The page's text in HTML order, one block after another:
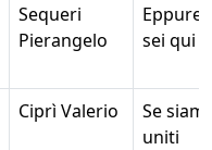
Sequeri
Pierangelo
Eppure
sei qui
Ciprì Valerio
Se
uniti